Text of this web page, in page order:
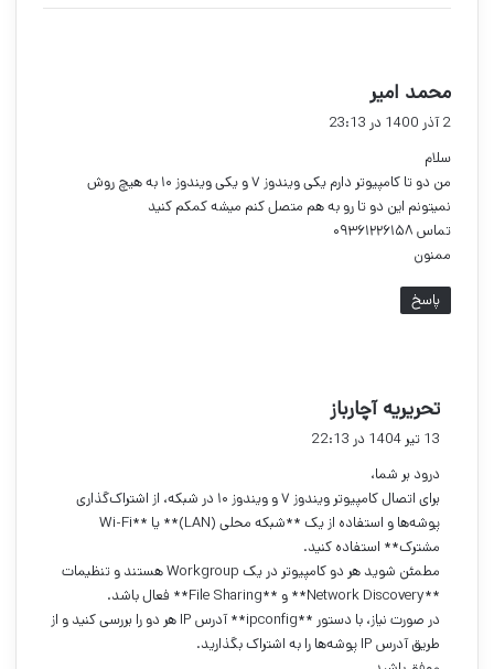
محمد امیر
ف
2 آذر 1400 در 23:13
سلام
من دو تا کامپیوتر دارم یکی ویندوز ۷ و یکی ویندوز ۱۰ به هیچ روش
نمیتونم این دو تا رو به هم متصل کنم میشه کمکم کنید
تماس ۰۹۳۶۱۲۲۶۱۵۸
ممنون
پاسخ
تحریریه آچارباز
ف
13 تیر 1404 در 22:13
درود بر شما،
برای اتصال کامپیوتر ویندوز ۷ و ویندوز ۱۰ در شبکه، از اشتراک‌گذاری
پوشه‌ها و استفاده از یک **شبکه محلی (LAN)** یا **Wi-Fi
مشترک** استفاده کنید.
مطمئن شوید هر دو کامپیوتر در یک Workgroup هستند و تنظیمات
**Network Discovery** و **File Sharing** فعال باشد.
در صورت نیاز، با دستور **ipconfig** آدرس IP هر دو را بررسی کنید و از
طریق آدرس IP پوشه‌ها را به اشتراک بگذارید.